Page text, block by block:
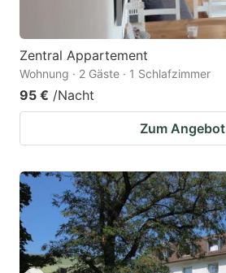
Zentral Appartement
Wohnung · 2 Gäste · 1 Schlafzimmer
95 € /Nacht
Zum Angebot